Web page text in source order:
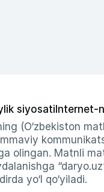
siyosati Internet-
(O‘zbekiston
olingan. Matnli
yo‘l qo‘yiladi.